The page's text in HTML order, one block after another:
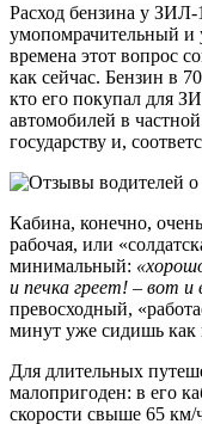
Расход бензина у
умопомрачительный и
времена этот вопрос
как сейчас. Бензин в
кто его покупал для
автомобилей в
государству и,
Кабина, конечно,
рабочая, или
минимальный:
и печка греет! – вот и
превосходный,
минут уже сидишь как
Для длительных
малопригоден: в его
скорости свыше 65